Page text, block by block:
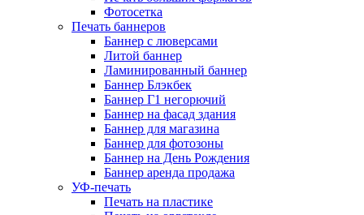
Фотосетка
Печать баннеров
Баннер с люверсами
Литой баннер
Ламинированный баннер
Баннер Блэкбек
Баннер Г1 негорючий
Баннер на фасад здания
Баннер для магазина
Баннер для фотозоны
Баннер на День Рождения
Баннер аренда продажа
УФ-печать
Печать на пластике